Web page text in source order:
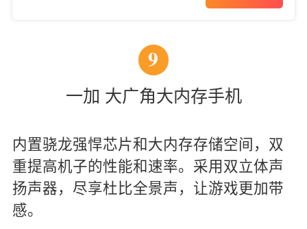
9
一加 大广角大内存手机
内置骁龙强悍芯片和大内存存储空间，双
重提高机子的性能和速率。采用双立体声
扬声器，尽享杜比全景声，让游戏更加带
感。